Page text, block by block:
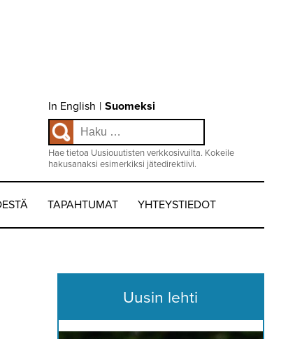
Choose
language
Valitse
kieli:
In English | Suomeksi
Haku:
Hae tietoa Uusiouutisten verkkosivuilta. Kokeile
hakusanaksi esimerkiksi jätedirektiivi.
TAPAHTUMAT YHTEYSTIEDOT
Uusin lehti